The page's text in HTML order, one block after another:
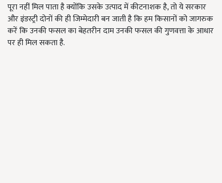
पूरा नहीं मिल पाता है क्योंकि उसके उत्पाद में कीटनाशक है, तो ये सरकार
और इंडस्ट्री दोनों की ही जिम्मेदारी बन जाती है कि हम किसानों को जागरुक
करें कि उनकी फसल का बेहतरीन दाम उनकी फसल की गुणवत्ता के आधार
पर ही मिल सकता है.